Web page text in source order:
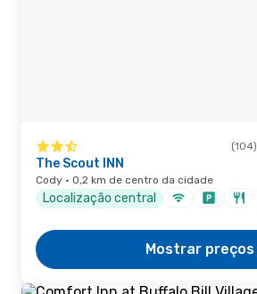
(104)
The Scout INN
Cody · 0,2 km de centro da cidade
Localização central
Mostrar preços